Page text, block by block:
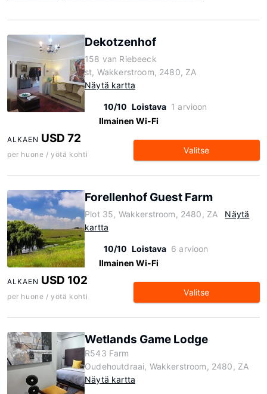
Dekotzenhof
158 van Riebeeck
st, Wakkerstroom, 2480, ZA
Näytä kartta
10/10 Loistava 1 arvioon
Ilmainen Wi-Fi
ALKAEN USD 72
per huone / yötä kohti Valitse
Forellenhof Guest Farm
Plot 35, Wakkerstroom, 2480, ZA
Näytä
kartta
10/10 Loistava 6 arvioon
Ilmainen Wi-Fi
ALKAEN USD 102
per huone / yötä kohti Valitse
Wetlands Game Lodge
R543 Farm
Oudehoutdraai, Wakkerstroom, 2480, ZA
Näytä kartta